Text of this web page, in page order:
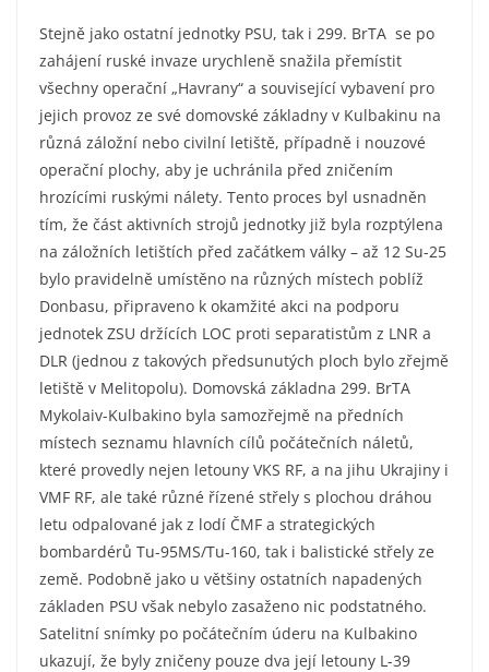
Stejně jako ostatní jednotky PSU, tak i 299. BrTA se po
zahájení ruské invaze urychleně snažila přemístit
všechny operační „Havrany“ a související vybavení pro
jejich provoz ze své domovské základny v Kulbakinu na
různá záložní nebo civilní letiště, případně i nouzové
operační plochy, aby je uchránila před zničením
hrozícími ruskými nálety. Tento proces byl usnadněn
tím, že část aktivních strojů jednotky již byla rozptýlena
na záložních letištích před začátkem války – až 12 Su-25
bylo pravidelně umístěno na různých místech poblíž
Donbasu, připraveno k okamžité akci na podporu
jednotek ZSU držících LOC proti separatistům z LNR a
DLR (jednou z takových předsunutých ploch bylo zřejmě
letiště v Melitopolu). Domovská základna 299. BrTA
Mykolaiv-Kulbakino byla samozřejmě na předních
místech seznamu hlavních cílů počátečních náletů,
které provedly nejen letouny VKS RF, a na jihu Ukrajiny i
VMF RF, ale také různé řízené střely s plochou dráhou
letu odpalované jak z lodí ČMF a strategických
bombardérů Tu-95MS/Tu-160, tak i balistické střely ze
země. Podobně jako u většiny ostatních napadených
základen PSU však nebylo zasaženo nic podstatného.
Satelitní snímky po počátečním úderu na Kulbakino
ukazují, že byly zničeny pouze dva její letouny L-39